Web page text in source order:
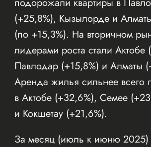
(+25,8%), Кызылорде и
(по +15,3%). На вторичном
лидерами роста стали Актобе
Павлодар (+15,8%) и Алматы
Аренда жилья сильнее всего
в Актобе (+32,6%), Семее
и Кокшетау (+21,6%).
За месяц (июль к июню